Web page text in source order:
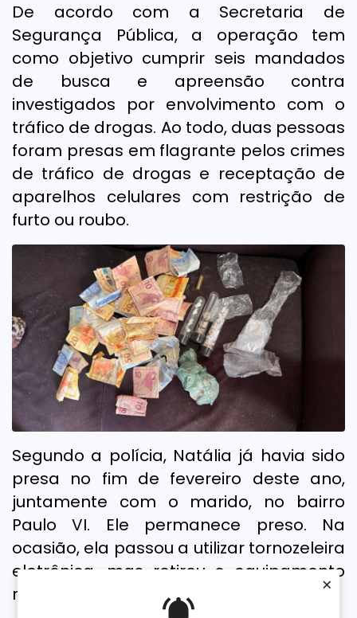
×
De acordo com a Secretaria de
Segurança Pública, a operação tem
como objetivo cumprir seis mandados
de busca e apreensão contra
investigados por envolvimento com o
tráfico de drogas. Ao todo, duas pessoas
foram presas em flagrante pelos crimes
de tráfico de drogas e receptação de
aparelhos celulares com restrição de
furto ou roubo.
Segundo a polícia, Natália já havia sido
presa no fim de fevereiro deste ano,
juntamente com o marido, no bairro
Paulo VI. Ele permanece preso. Na
ocasião, ela passou a utilizar tornozeleira
eletrônica, mas retirou o equipamento
na última segunda-feira (1º).